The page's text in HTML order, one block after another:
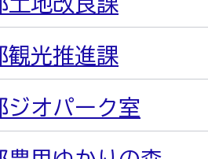
観光推進課
ジオパーク室